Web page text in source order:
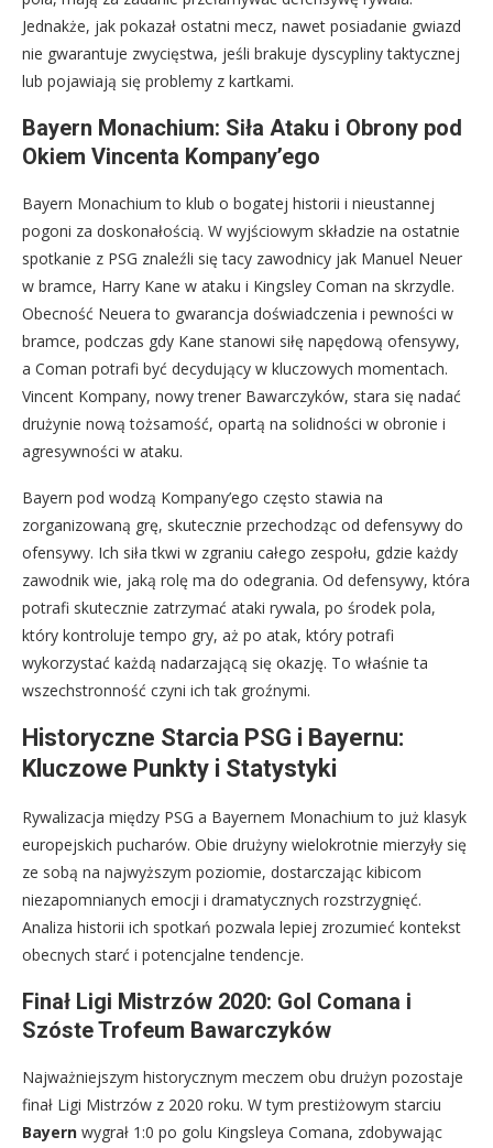
Jednakże, jak pokazał ostatni mecz, nawet posiadanie gwiazd
nie gwarantuje zwycięstwa, jeśli brakuje dyscypliny taktycznej
lub pojawiają się problemy z kartkami.
Bayern Monachium: Siła Ataku i Obrony pod
Okiem Vincenta Kompany’ego
Bayern Monachium to klub o bogatej historii i nieustannej
pogoni za doskonałością. W wyjściowym składzie na ostatnie
spotkanie z PSG znaleźli się tacy zawodnicy jak Manuel Neuer
w bramce, Harry Kane w ataku i Kingsley Coman na skrzydle.
Obecność Neuera to gwarancja doświadczenia i pewności w
bramce, podczas gdy Kane stanowi siłę napędową ofensywy,
a Coman potrafi być decydujący w kluczowych momentach.
Vincent Kompany, nowy trener Bawarczyków, stara się nadać
drużynie nową tożsamość, opartą na solidności w obronie i
agresywności w ataku.
Bayern pod wodzą Kompany’ego często stawia na
zorganizowaną grę, skutecznie przechodząc od defensywy do
ofensywy. Ich siła tkwi w zgraniu całego zespołu, gdzie każdy
zawodnik wie, jaką rolę ma do odegrania. Od defensywy, która
potrafi skutecznie zatrzymać ataki rywala, po środek pola,
który kontroluje tempo gry, aż po atak, który potrafi
wykorzystać każdą nadarzającą się okazję. To właśnie ta
wszechstronność czyni ich tak groźnymi.
Historyczne Starcia PSG i Bayernu:
Kluczowe Punkty i Statystyki
Rywalizacja między PSG a Bayernem Monachium to już klasyk
europejskich pucharów. Obie drużyny wielokrotnie mierzyły się
ze sobą na najwyższym poziomie, dostarczając kibicom
niezapomnianych emocji i dramatycznych rozstrzygnięć.
Analiza historii ich spotkań pozwala lepiej zrozumieć kontekst
obecnych starć i potencjalne tendencje.
Finał Ligi Mistrzów 2020: Gol Comana i
Szóste Trofeum Bawarczyków
Najważniejszym historycznym meczem obu drużyn pozostaje
finał Ligi Mistrzów z 2020 roku. W tym prestiżowym starciu
Bayern wygrał 1:0 po golu Kingsleya Comana, zdobywając